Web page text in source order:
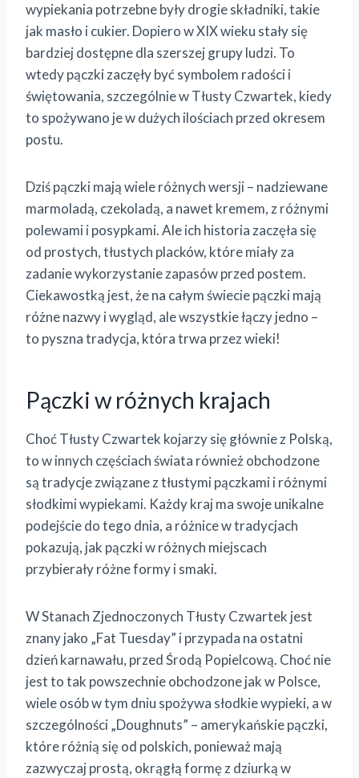
wypiekania potrzebne były drogie składniki, takie
jak masło i cukier. Dopiero w XIX wieku stały się
bardziej dostępne dla szerszej grupy ludzi. To
wtedy pączki zaczęły być symbolem radości i
świętowania, szczególnie w Tłusty Czwartek, kiedy
to spożywano je w dużych ilościach przed okresem
postu.
Dziś pączki mają wiele różnych wersji – nadziewane
marmoladą, czekoladą, a nawet kremem, z różnymi
polewami i posypkami. Ale ich historia zaczęła się
od prostych, tłustych placków, które miały za
zadanie wykorzystanie zapasów przed postem.
Ciekawostką jest, że na całym świecie pączki mają
różne nazwy i wygląd, ale wszystkie łączy jedno –
to pyszna tradycja, która trwa przez wieki!
Pączki w różnych krajach
Choć Tłusty Czwartek kojarzy się głównie z Polską,
to w innych częściach świata również obchodzone
są tradycje związane z tłustymi pączkami i różnymi
słodkimi wypiekami. Każdy kraj ma swoje unikalne
podejście do tego dnia, a różnice w tradycjach
pokazują, jak pączki w różnych miejscach
przybierały różne formy i smaki.
W Stanach Zjednoczonych Tłusty Czwartek jest
znany jako „Fat Tuesday” i przypada na ostatni
dzień karnawału, przed Środą Popielcową. Choć nie
jest to tak powszechnie obchodzone jak w Polsce,
wiele osób w tym dniu spożywa słodkie wypieki, a w
szczególności „Doughnuts” – amerykańskie pączki,
które różnią się od polskich, ponieważ mają
zazwyczaj prostą, okrągłą formę z dziurką w